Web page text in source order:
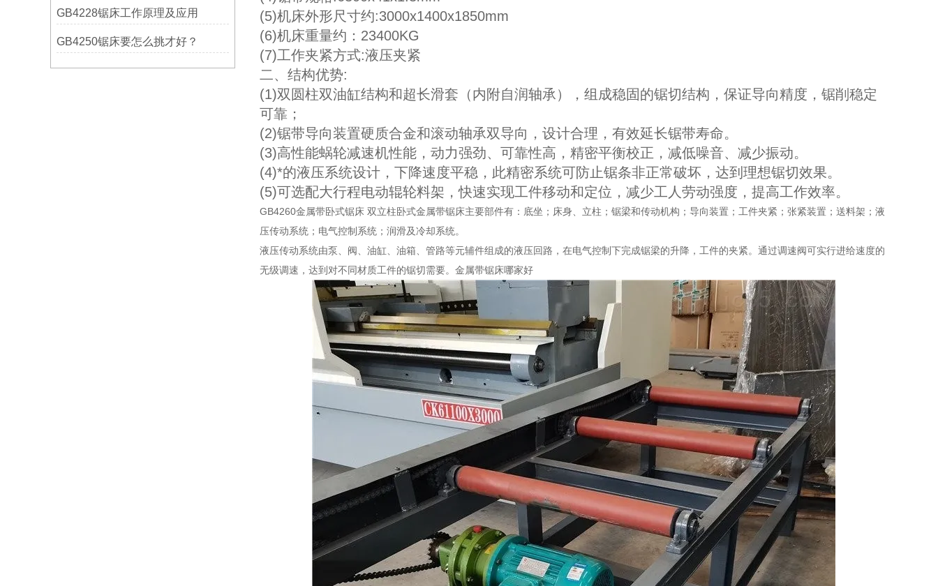
GB4228锯床工作原理及应用
GB4250锯床要怎么挑才好？
(5)机床外形尺寸约:3000x1400x1850mm
(6)机床重量约：23400KG
(7)工作夹紧方式:液压夹紧
二、结构优势:
(1)双圆柱双油缸结构和超长滑套（内附自润轴承），组成稳固的锯切结构，保证导向精度，锯削稳定
可靠；
(2)锯带导向装置硬质合金和滚动轴承双导向，设计合理，有效延长锯带寿命。
(3)高性能蜗轮减速机性能，动力强劲、可靠性高，精密平衡校正，减低噪音、减少振动。
(4)*的液压系统设计，下降速度平稳，此精密系统可防止锯条非正常破坏，达到理想锯切效果。
(5)可选配大行程电动辊轮料架，快速实现工件移动和定位，减少工人劳动强度，提高工作效率。
GB4260金属带卧式锯床 双立柱卧式金属带锯床主要部件有：底坐；床身、立柱；锯梁和传动机构；导向装置；工件夹紧；张紧装置；送料架；液
压传动系统；电气控制系统；润滑及冷却系统。
液压传动系统由泵、阀、油缸、油箱、管路等元辅件组成的液压回路，在电气控制下完成锯梁的升降，工件的夹紧。通过调速阀可实行进给速度的
无级调速，达到对不同材质工件的锯切需要。金属带锯床哪家好